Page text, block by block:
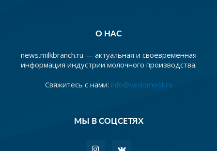
О НАС
news.milkbranch.ru — актуальная и своевременная
информация индустрии молочного производства.
Свяжитесь с нами: info@vedomost.ru
МЫ В СОЦСЕТЯХ